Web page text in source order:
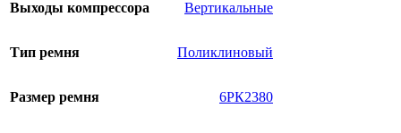
Выходы компрессора Вертикальные
Тип ремня Поликлиновый
Размер ремня 6РК2380